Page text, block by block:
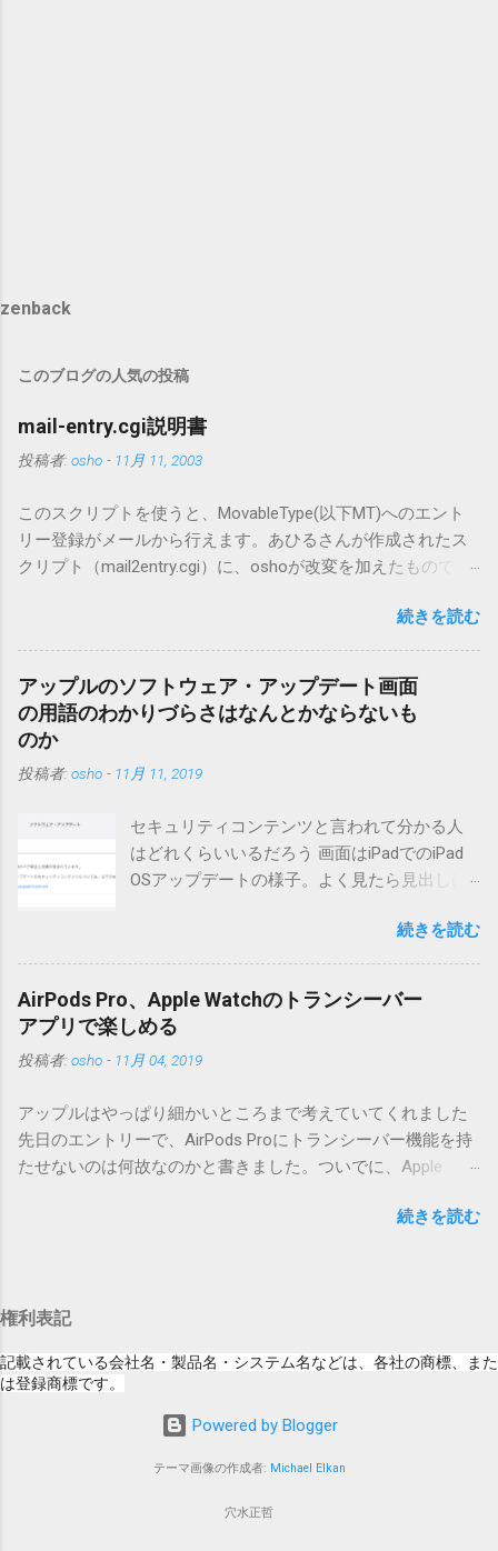
zenback
このブログの人気の投稿
mail-entry.cgi説明書
投稿者: osho - 11月 11, 2003
このスクリプトを使うと、MovableType(以下MT)へのエント
リー登録がメールから行えます。あひるさんが作成されたス
クリプト（mail2entry.cgi）に、oshoが改変を加えたもので
ーも出来ます。 バージョン0.5.3以降の動作確認はMT3.11で行
っています。0.5.2まではMT2.661で確認していました。0.5.3以
降もたぶん動くと思います。 現在のバージョンは0.5.3です。
（2004/12/4リリース）※0.6.3を公開しています。まだ心配な
点が多いため、こちらにはリンクしていません。安定を求め
る方は0.5.3を、新版の機能が必要な方は0.6.3をご利用くださ
い。 こちら からどうぞ。 0.3.6までのバージョンに、エント
版へのアップデートを強くお勧めしてます。 mail-entry.zipを
ダウンロードするにはここをクリックしてください。
（Windowsから解凍したフォルダを見ると「_MACOSX」とい
りませんので無視してください。MacOS XでZIP圧縮している
ため、Mac独自のファイル情報が含まれてしまうようで
す。） Ver.0.3.0以降用の差分ファイルはこちら 。ZIP圧縮して
まとめてあります。いまのバージョン番号と同じバージョン
合は一つずつ順に適用していく必要があります。0.5.0以降
は、パッチが正常に当てられるかどうかのチェックをしてい
ません。改造してる方向けに、バージョンアップポイントを
お知らせするのが主な目的となっています。 まずはどんなふ
うに使うものか説明し、設置方法は後述します。 使い方 メー
ル本文の1行目にauthor（投稿者）を、2行目にカテゴリを、
追記項目（extend）として扱われますので、必要に応じて指
ん。また、<>の中の文字は、設...
続きを読む
アップルのソフトウェア・アップデート画面
の用語のわかりづらさはなんとかならないも
のか
投稿者: osho - 11月 11, 2019
セキュリティコンテンツと言われて分かる人
はどれくらいいるだろう 画面はiPadでのiPad
OSアップデートの様子。よく見たら見出しは
の名前としてはいまだにiOSのままとか、そん
な理由じゃないでしょうね。 それは混乱のも
とですが、それよりも「Appleのソフトウェ
ア・アップデートのセキュリティコンテンツ
については、以下のWebサイトをご覧くださ
い」の部分。 セキュリティコンテンツ…？ こ
す。人によってはここで悩んだ結果、アップ
デートをしない人も出てきそうですよ。アッ
プデートに限らず、分からないけどやってみ
が多いと思います。経験上の感覚ですけれ
定アイコンにアップデートがある旨のバッヂ
かもしれません） さらにさらに。スクショの
iPad OS 13.2.2ですが、公開から数日たった今
日、当該ページにアクセスした結果が以下の
ントリがありません。」 もはや意味が分かり
続きを読む
AirPods Pro、Apple Watchのトランシーバー
アプリで楽しめる
投稿者: osho - 11月 04, 2019
アップルはやっぱり細かいところまで考えていてくれました
先日のエントリーで、AirPods Proにトランシーバー機能を持
たせないのは何故なのかと書きました。ついでに、Apple
はiPhoneに接続してるから使えないじゃん云々を書いたので
Watchでトランシーバーアプリを起動すると、AirPodsはトラ
ンシーバーのために機能するようになります。Apple Watchの
画面上にある送信ボタン（黄色い大きな丸）を押している
て相手のApple Watchへ送信してくれます。相手が同様にして
話したことは、AirPodsから聞こえてきます。 何も設定しなく
リティ。 ただ、交信終了後のAirPodsは、音楽再生を再開して
続きを読む
権利表記
記載されている会社名・製品名・システム名などは、各社の商標、また
は登録商標です。
Powered by Blogger
テーマ画像の作成者: Michael Elkan
穴水正哲